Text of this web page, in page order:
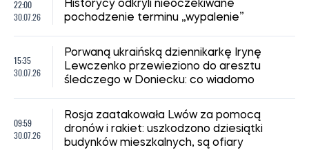
22:00
30.07.26
Historycy odkryli nieoczekiwane
pochodzenie terminu „wypalenie”
15:35
30.07.26
Porwaną ukraińską dziennikarkę Irynę
Lewczenko przewieziono do aresztu
śledczego w Doniecku: co wiadomo
09:59
30.07.26
Rosja zaatakowała Lwów za pomocą
dronów i rakiet: uszkodzono dziesiątki
budynków mieszkalnych, są ofiary